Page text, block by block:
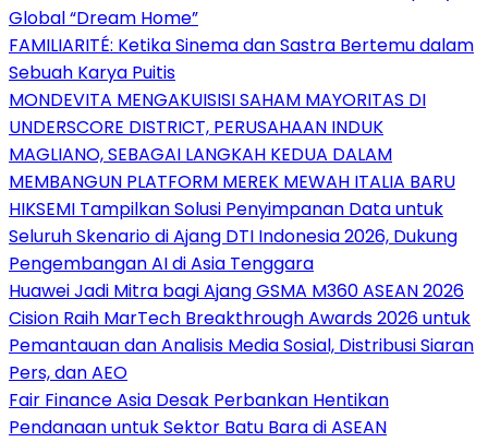
Global “Dream Home”
FAMILIARITÉ: Ketika Sinema dan Sastra Bertemu dalam
Sebuah Karya Puitis
MONDEVITA MENGAKUISISI SAHAM MAYORITAS DI
UNDERSCORE DISTRICT, PERUSAHAAN INDUK
MAGLIANO, SEBAGAI LANGKAH KEDUA DALAM
MEMBANGUN PLATFORM MEREK MEWAH ITALIA BARU
HIKSEMI Tampilkan Solusi Penyimpanan Data untuk
Seluruh Skenario di Ajang DTI Indonesia 2026, Dukung
Pengembangan AI di Asia Tenggara
Huawei Jadi Mitra bagi Ajang GSMA M360 ASEAN 2026
Cision Raih MarTech Breakthrough Awards 2026 untuk
Pemantauan dan Analisis Media Sosial, Distribusi Siaran
Pers, dan AEO
Fair Finance Asia Desak Perbankan Hentikan
Pendanaan untuk Sektor Batu Bara di ASEAN